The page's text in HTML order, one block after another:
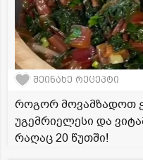
შეინახე რეცეპტი
როგორ მოვამზადოთ
უგემრიელესი და
რაღაც 20 წუთში!